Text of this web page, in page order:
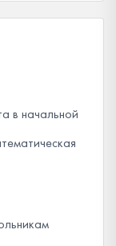
в начальной